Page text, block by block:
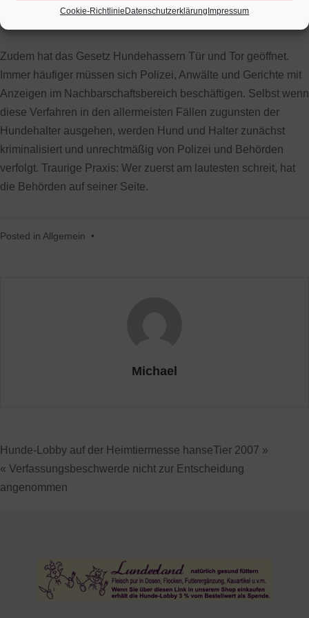
Cookie-Richtlinie Datenschutzerklärung Impressum
184.000 Euro für die Gehorsamsprüfung und knapp 50.000
Euro an Gebühren zahlen mussten.
Zudem hat das Gesetz Hundehassern Tür und Tor geöffnet.
Immer häufiger müssen sich Polizei, Anwälte und Gerichte mit
Anzeigen im Nachbarschaftsbereich beschäftigen. Selbst wenn
diese Verfahren in den allermeisten Fällen zugunsten der
Hundehalter ausgehen, werden Hund und Halter zunächst
kriminalisiert und unrechtmäßig von Polizei und Behörden
verfolgt. Traurige Praxis: Wer zuerst am lautesten schreit, hat
die Behörden auf seiner Seite.
Posted in Allgemein •
Michael
Hunde-Lobby auf der Heimtiermesse hanseTier 2007 »
« Verfassungsbeschwerde nicht zur Entscheidung
angenommen